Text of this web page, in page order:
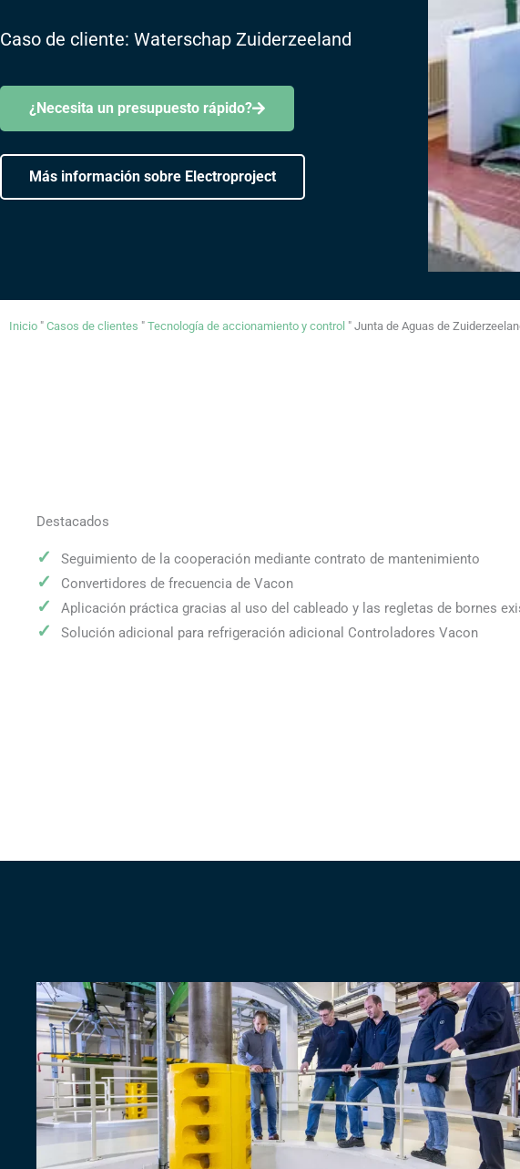
Caso de cliente: Waterschap Zuiderzeeland
¿Necesita un presupuesto rápido?
Más información sobre Electroproject
Inicio " Casos de clientes " Tecnología de accionamiento y control " Junta de Aguas de
Destacados
Seguimiento de la cooperación mediante contrato de mantenimiento
Convertidores de frecuencia de Vacon
Aplicación práctica gracias al uso del cableado y las regletas de bornes
Solución adicional para refrigeración adicional Controladores Vacon